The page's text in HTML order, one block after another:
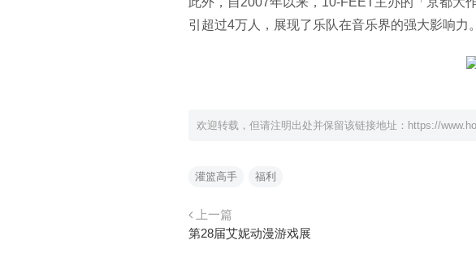
引超过4万人，展现了乐队在音乐界的强大影响力。
欢迎转载，但请注明出处并保留该链接地址： https://
灌篮高手 福利
上一篇
第28届艾妮动漫游戏展